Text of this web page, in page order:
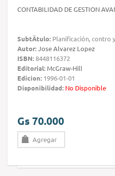
CONTABILIDAD DE GESTION
SubtÃ­tulo: Planificación, contro
Autor:Jose Alvarez Lopez
ISBN:8448116372
Editorial: McGraw-Hill
Edicion: 1996-01-01
Disponibilidad: No Disponible
Gs 70.000
Agregar